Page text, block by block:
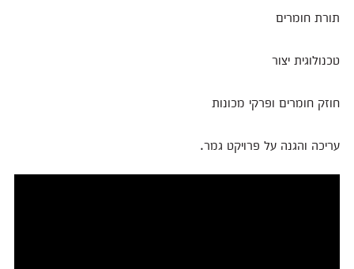
תורת חומרים
טכנולוגית יצור
חוזק חומרים ופרקי מכונות
עריכה והגנה על פרויקט גמר.